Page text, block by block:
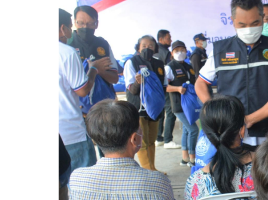
เงินสะสม
ความก้าวหน้าในการดำเนินงานตามแผนการด
สรุปผลการจัดซื้อจัดจ้าง
หนังสือราชการ
ข่าวประชาสัมพันธ์เพื่อเสริมสร้างคุณธรรมและ
สถิติข้อมูลการให้บริการประชาชน
รายงานผลการดำเนินการป้องกันการทุจริต